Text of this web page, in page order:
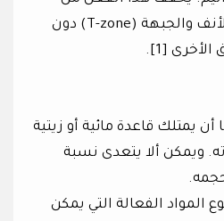
الإفراز الدهني لمنطقة الأنف والجبهة (T-zone) دون
[1].
أن يمتلك قاعدة مائية أو زيتية
ويمكن ألا يتعدى نسبة
المواد الفعالة التي يمكن